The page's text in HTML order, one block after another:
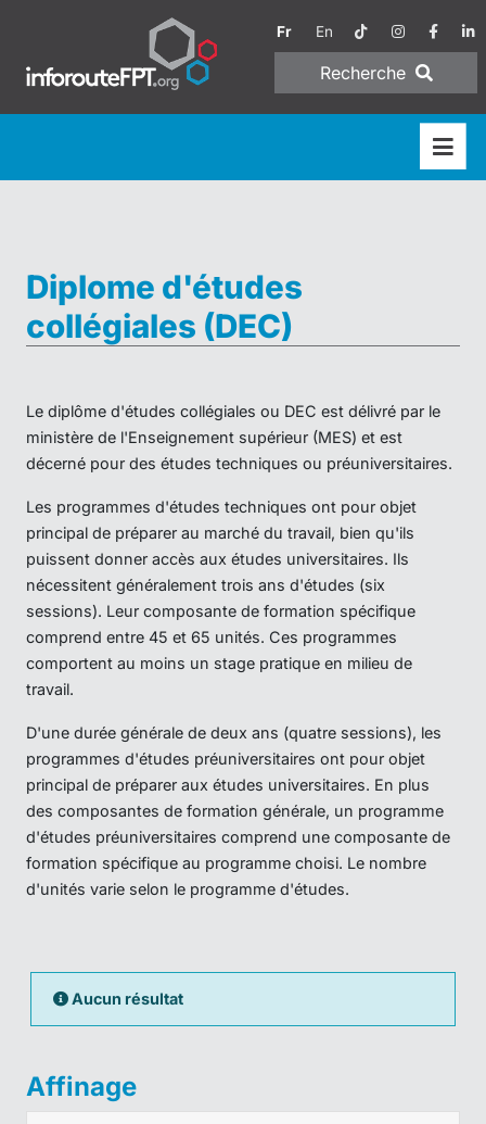
Fr En
Recherche
Diplome d'études
collégiales (DEC)
Le diplôme d'études collégiales ou DEC est délivré par le
ministère de l'Enseignement supérieur (MES) et est
décerné pour des études techniques ou préuniversitaires.
Les programmes d'études techniques ont pour objet
principal de préparer au marché du travail, bien qu'ils
puissent donner accès aux études universitaires. Ils
nécessitent généralement trois ans d'études (six
sessions). Leur composante de formation spécifique
comprend entre 45 et 65 unités. Ces programmes
comportent au moins un stage pratique en milieu de
travail.
D'une durée générale de deux ans (quatre sessions), les
programmes d'études préuniversitaires ont pour objet
principal de préparer aux études universitaires. En plus
des composantes de formation générale, un programme
d'études préuniversitaires comprend une composante de
formation spécifique au programme choisi. Le nombre
d'unités varie selon le programme d'études.
Aucun résultat
Affinage